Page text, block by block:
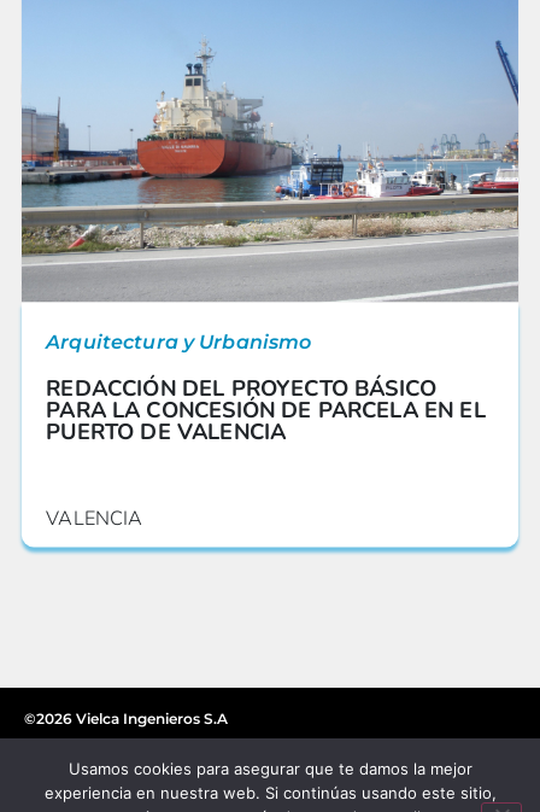
Arquitectura y Urbanismo
REDACCIÓN DEL PROYECTO BÁSICO
PARA LA CONCESIÓN DE PARCELA EN EL
PUERTO DE VALENCIA
VALENCIA
©2026 Vielca Ingenieros S.A
Usamos cookies para asegurar que te damos la mejor
experiencia en nuestra web. Si continúas usando este sitio,